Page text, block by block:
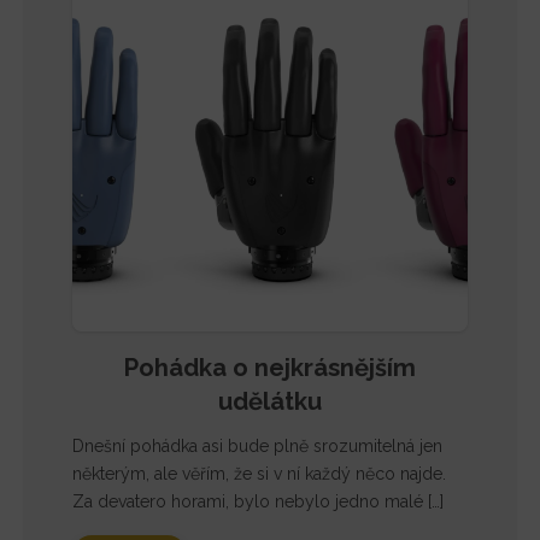
Pohádka o nejkrásnějším
udělátku
Dnešní pohádka asi bude plně srozumitelná jen
některým, ale věřím, že si v ní každý něco najde.
Za devatero horami, bylo nebylo jedno malé […]